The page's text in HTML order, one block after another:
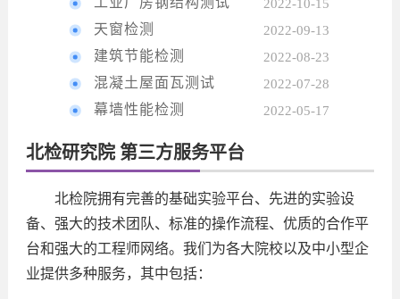
2022-10-15
天窗检测 2022-09-13
建筑节能检测 2022-08-23
混凝土屋面瓦测试 2022-07-28
幕墙性能检测 2022-05-17
北检研究院 第三方服务平台
北检院拥有完善的基础实验平台、先进的实验设
备、强大的技术团队、标准的操作流程、优质的合作平
台和强大的工程师网络。我们为各大院校以及中小型企
业提供多种服务，其中包括：